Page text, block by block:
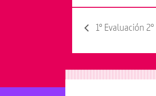
1º Evaluación